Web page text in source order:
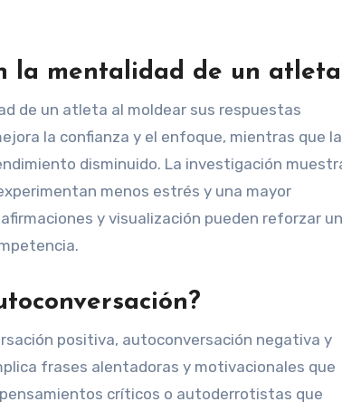
la mentalidad de un
de un atleta al moldear sus respuestas
la confianza y el enfoque, mientras que la
disminuido. La investigación
menos estrés y una mayor
y visualización pueden reforzar
positiva, autoconversación negativa y
frases alentadoras y motivacionales que
críticos o autoderrotistas que